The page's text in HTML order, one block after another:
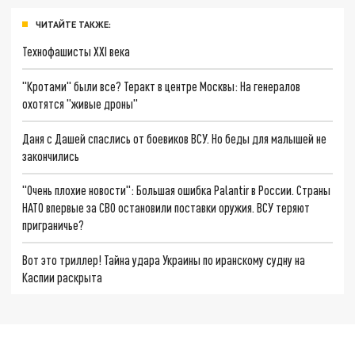
ЧИТАЙТЕ ТАКЖЕ:
Технофашисты XXI века
"Кротами" были все? Теракт в центре Москвы: На генералов
охотятся "живые дроны"
Даня с Дашей спаслись от боевиков ВСУ. Но беды для малышей не
закончились
"Очень плохие новости": Большая ошибка Palantir в России. Страны
НАТО впервые за СВО остановили поставки оружия. ВСУ теряют
приграничье?
Вот это триллер! Тайна удара Украины по иранскому судну на
Каспии раскрыта